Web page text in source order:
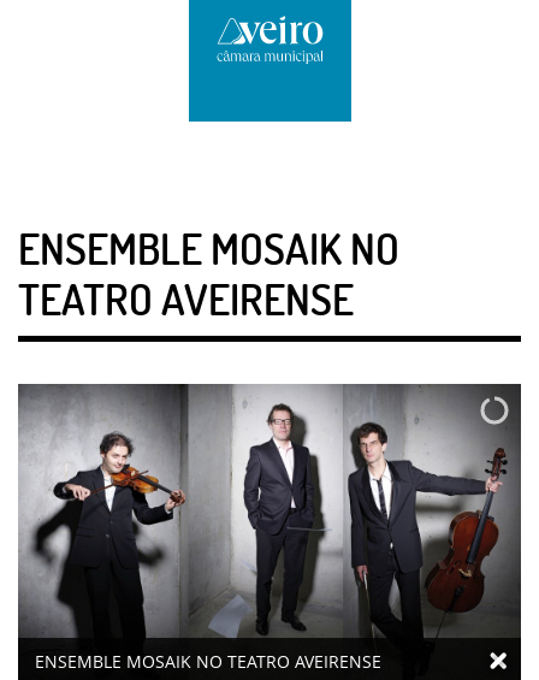
ENSEMBLE MOSAIK NO
TEATRO AVEIRENSE
ENSEMBLE MOSAIK NO TEATRO AVEIRENSE